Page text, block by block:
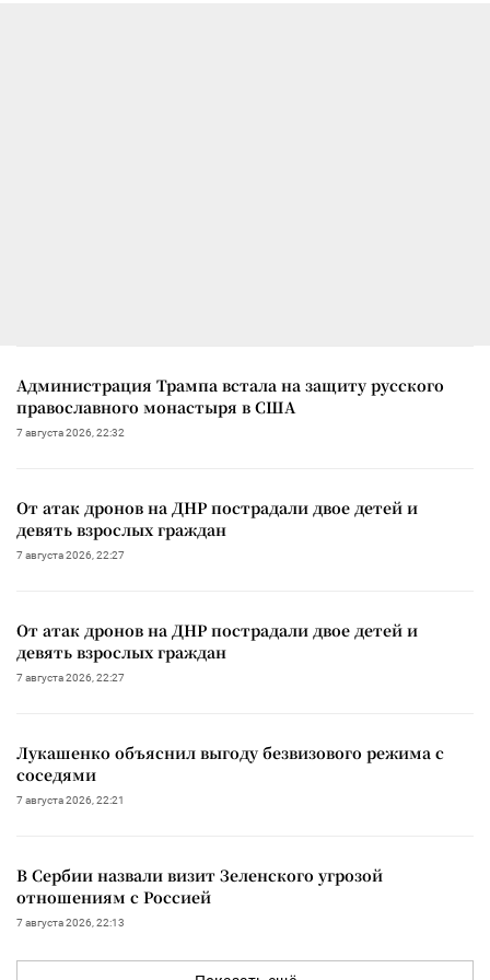
Администрация Трампа встала на защиту русского
православного монастыря в США
7 августа 2026, 22:32
От атак дронов на ДНР пострадали двое детей и
девять взрослых граждан
7 августа 2026, 22:27
От атак дронов на ДНР пострадали двое детей и
девять взрослых граждан
7 августа 2026, 22:27
Лукашенко объяснил выгоду безвизового режима с
соседями
7 августа 2026, 22:21
В Сербии назвали визит Зеленского угрозой
отношениям с Россией
7 августа 2026, 22:13